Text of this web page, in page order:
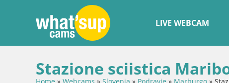
LIVE WEBCAM
Stazione sciistica